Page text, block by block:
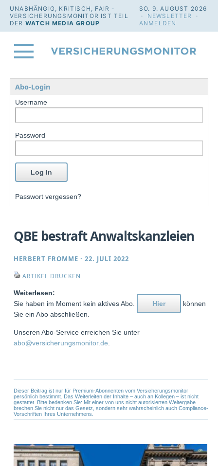
UNABHÄNGIG, KRITISCH, FAIR -
VERSICHERUNGSMONITOR IST TEIL
DER WATCH MEDIA GROUP
SO. 9. AUGUST 2026
· NEWSLETTER
·
ANMELDEN
Abo-Login
Username
Password
Passwort vergessen?
QBE bestraft Anwaltskanzleien
HERBERT FROMME ·22. JULI 2022
ARTIKEL DRUCKEN
Weiterlesen:
Sie haben im Moment kein aktives Abo.
Hier
können
Sie ein Abo abschließen.
Unseren Abo-Service erreichen Sie unter
abo@versicherungsmonitor.de
Dieser Beitrag ist nur für Premium-Abonnenten vom Versicherungsmonitor
persönlich bestimmt. Das Weiterleiten der Inhalte – auch an Kollegen – ist nicht
gestattet. Bitte bedenken Sie: Mit einer von uns nicht autorisierten Weitergabe
brechen Sie nicht nur das Gesetz, sondern sehr wahrscheinlich auch Compliance-
Vorschriften Ihres Unternehmens.